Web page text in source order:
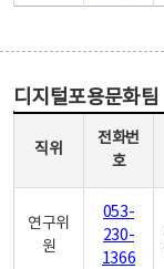
디지털포용문화팀
직위
전화번
호
연구위
원
053-
230-
1366